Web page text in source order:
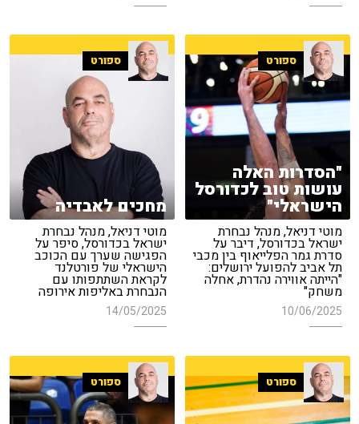
ספורט
"הסדרות האלה
עושות טוב לכדורסל
הישראלי"
מוטי דניאל, מנהל נבחרת
ישראל בכדורסל, דיבר על
סדרת גמר הפלייאוף בין מכבי
תל אביב להפועל ירושלים:
"הייתה אווירה נהדרת, אחלה
משחק"
10/06/2025
ספורט
מחכים לאבדיה
מוטי דניאל, מנהל נבחרת
ישראל בכדורסל, סיפר על
הפגישה שערך עם הכוכב
הישראלי של פורטלנד
לקראת השתתפותו עם
הנבחרת באליפות אירופה
14/05/2025
ספורט ספורט